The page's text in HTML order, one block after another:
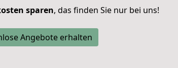
sparen, das finden Sie nur bei uns!
Angebote erhalten